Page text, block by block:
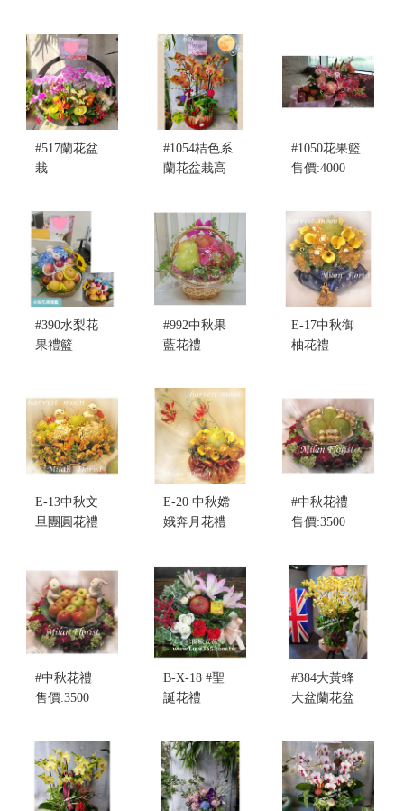
售價:5000
#517蘭花盆
栽
#1054桔色系
蘭花盆栽高
#1050花果籃
售價:4000
#390水梨花
果禮籃
#992中秋果
藍花禮
E-17中秋御
柚花禮
E-13中秋文
旦團圓花禮
E-20 中秋嫦
娥奔月花禮
#中秋花禮
售價:3500
#中秋花禮
售價:3500
B-X-18 #聖
誕花禮
#384大黃蜂
大盆蘭花盆
售價:12000